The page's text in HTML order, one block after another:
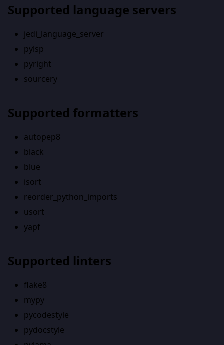
Supported language servers
jedi_language_server
pylsp
pyright
sourcery
Supported formatters
autopep8
black
blue
isort
reorder_python_imports
usort
yapf
Supported linters
flake8
mypy
pycodestyle
pydocstyle